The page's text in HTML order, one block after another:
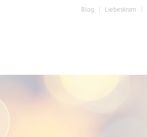
Blog Liebeskram